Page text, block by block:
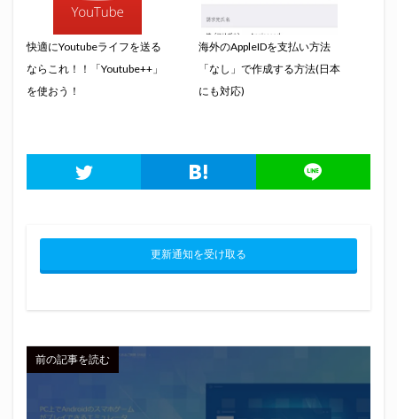
快適にYoutubeライフを送る
ならこれ！！「Youtube++」
を使おう！
海外のAppleIDを支払い方法
「なし」で作成する方法(日本
にも対応)
更新通知を受け取る
前の記事を読む